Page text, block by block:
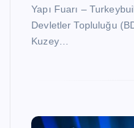
Yapı Fuarı –
Devletler Topluluğu
Kuzey…